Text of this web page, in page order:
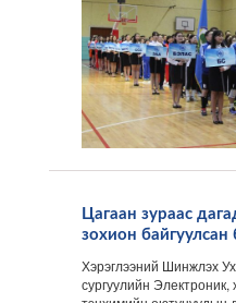
Цагаан зураас
зохион байгуулсан
Хэрэглээний Шинжлэх
сургуулийн